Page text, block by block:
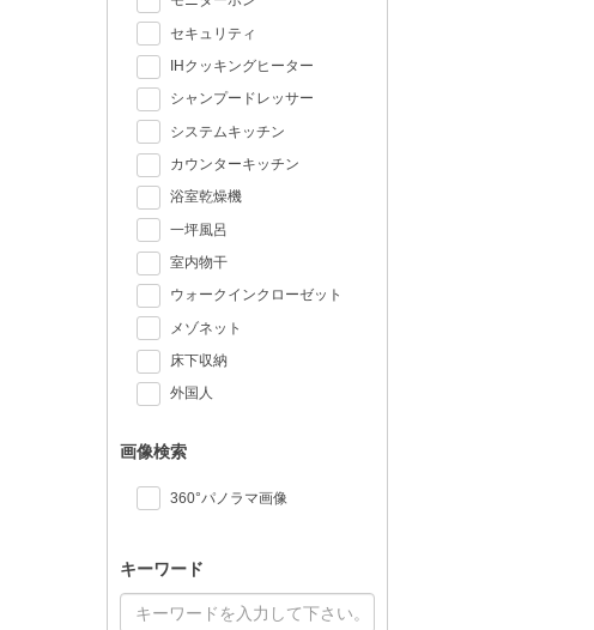
セキュリティ
IHクッキングヒーター
シャンプードレッサー
システムキッチン
カウンターキッチン
浴室乾燥機
一坪風呂
室内物干
ウォークインクローゼット
メゾネット
床下収納
外国人
画像検索
360°パノラマ画像
キーワード